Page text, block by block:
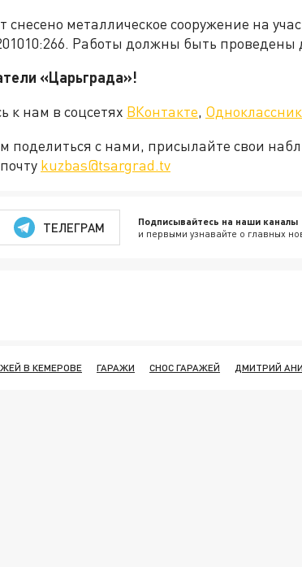
снесено металлическое сооружение на
Работы должны быть проведены
«Царьграда»!
к нам в соцсетях ВКонтакте,
поделиться с нами, присылайте свои
kuzbas@tsargrad.tv
ТЕЛЕГРАМ Подписывайтесь на наши каналы
и первыми узнавайте о главных
В КЕМЕРОВЕ ГАРАЖИ СНОС ГАРАЖЕЙ ДМИТРИЙ